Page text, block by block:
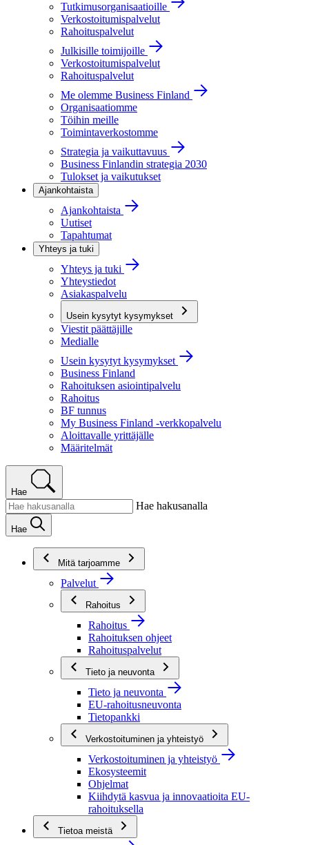
Tutkimusorganisaatioille
Verkostoitumispalvelut
Rahoituspalvelut
Julkisille toimijoille
Verkostoitumispalvelut
Rahoituspalvelut
Me olemme Business Finland
Organisaatiomme
Töihin meille
Toimintaverkostomme
Strategia ja vaikuttavuus
Business Finlandin strategia 2030
Tulokset ja vaikutukset
Ajankohtaista
Ajankohtaista
Uutiset
Tapahtumat
Yhteys ja tuki
Yhteys ja tuki
Yhteystiedot
Asiakaspalvelu
Usein kysytyt kysymykset
Viestit päättäjille
Medialle
Usein kysytyt kysymykset
Business Finland
Rahoituksen asiointipalvelu
Rahoitus
BF tunnus
My Business Finland -verkkopalvelu
Aloittavalle yrittäjälle
Määritelmät
Hae
Hae hakusanalla
Hae
Mitä tarjoamme
Palvelut
Rahoitus
Rahoitus
Rahoituksen ohjeet
Rahoituspalvelut
Tieto ja neuvonta
Tieto ja neuvonta
EU-rahoitusneuvonta
Tietopankki
Verkostoituminen ja yhteistyö
Verkostoituminen ja yhteistyö
Ekosysteemit
Ohjelmat
Kiihdytä kasvua ja innovaatioita EU-
rahoituksella
Tietoa meistä